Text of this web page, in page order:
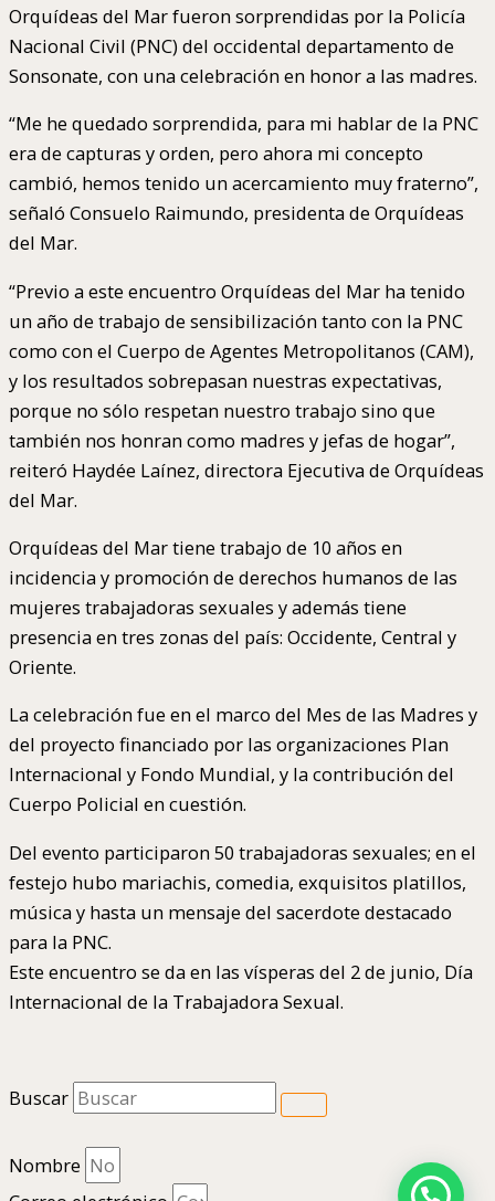
Orquídeas del Mar fueron sorprendidas por la Policía
Nacional Civil (PNC) del occidental departamento de
Sonsonate, con una celebración en honor a las madres.
“Me he quedado sorprendida, para mi hablar de la PNC
era de capturas y orden, pero ahora mi concepto
cambió, hemos tenido un acercamiento muy fraterno”,
señaló Consuelo Raimundo, presidenta de Orquídeas
del Mar.
“Previo a este encuentro Orquídeas del Mar ha tenido
un año de trabajo de sensibilización tanto con la PNC
como con el Cuerpo de Agentes Metropolitanos (CAM),
y los resultados sobrepasan nuestras expectativas,
porque no sólo respetan nuestro trabajo sino que
también nos honran como madres y jefas de hogar”,
reiteró Haydée Laínez, directora Ejecutiva de Orquídeas
del Mar.
Orquídeas del Mar tiene trabajo de 10 años en
incidencia y promoción de derechos humanos de las
mujeres trabajadoras sexuales y además tiene
presencia en tres zonas del país: Occidente, Central y
Oriente.
La celebración fue en el marco del Mes de las Madres y
del proyecto financiado por las organizaciones Plan
Internacional y Fondo Mundial, y la contribución del
Cuerpo Policial en cuestión.
Del evento participaron 50 trabajadoras sexuales; en el
festejo hubo mariachis, comedia, exquisitos platillos,
música y hasta un mensaje del sacerdote destacado
para la PNC.
Este encuentro se da en las vísperas del 2 de junio, Día
Internacional de la Trabajadora Sexual.
Buscar
Nombre